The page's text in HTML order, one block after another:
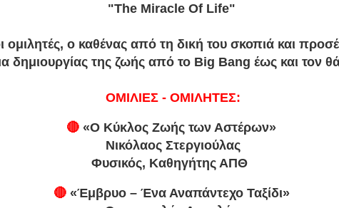
"The Miracle Of Life"
ομιλητές, ο καθένας από τη δική του σκοπιά και
δημιουργίας της ζωής από το Big Bang έως και τον
ΟΜΙΛΙΕΣ - ΟΜΙΛΗΤΕΣ:
🔴 «Ο Κύκλος Ζωής των Αστέρων»
Νικόλαος Στεργιούλας
Φυσικός, Καθηγήτης ΑΠΘ
🔴 «Έμβρυο – Ένα Αναπάντεχο Ταξίδι»